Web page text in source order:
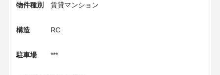
物件種別 賃貸マンション
構造 RC
駐車場 ***